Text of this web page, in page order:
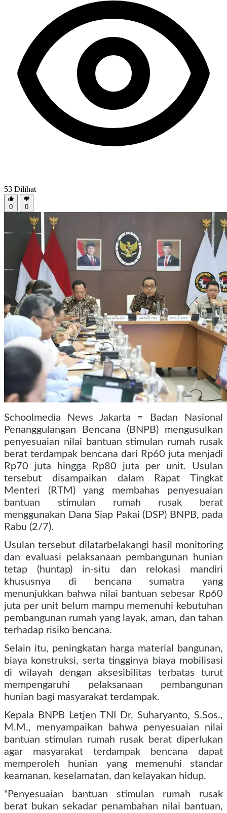
53 Dilihat
0 0
Schoolmedia News Jakarta = Badan Nasional
Penanggulangan Bencana (BNPB) mengusulkan
penyesuaian nilai bantuan stimulan rumah rusak
berat terdampak bencana dari Rp60 juta menjadi
Rp70 juta hingga Rp80 juta per unit. Usulan
tersebut disampaikan dalam Rapat Tingkat
Menteri (RTM) yang membahas penyesuaian
bantuan stimulan rumah rusak berat
menggunakan Dana Siap Pakai (DSP) BNPB, pada
Rabu (2/7).
Usulan tersebut dilatarbelakangi hasil monitoring
dan evaluasi pelaksanaan pembangunan hunian
tetap (huntap) in-situ dan relokasi mandiri
khususnya di bencana sumatra yang
menunjukkan bahwa nilai bantuan sebesar Rp60
juta per unit belum mampu memenuhi kebutuhan
pembangunan rumah yang layak, aman, dan tahan
terhadap risiko bencana.
Selain itu, peningkatan harga material bangunan,
biaya konstruksi, serta tingginya biaya mobilisasi
di wilayah dengan aksesibilitas terbatas turut
mempengaruhi pelaksanaan pembangunan
hunian bagi masyarakat terdampak.
Kepala BNPB Letjen TNI Dr. Suharyanto, S.Sos.,
M.M., menyampaikan bahwa penyesuaian nilai
bantuan stimulan rumah rusak berat diperlukan
agar masyarakat terdampak bencana dapat
memperoleh hunian yang memenuhi standar
keamanan, keselamatan, dan kelayakan hidup.
“Penyesuaian bantuan stimulan rumah rusak
berat bukan sekadar penambahan nilai bantuan,